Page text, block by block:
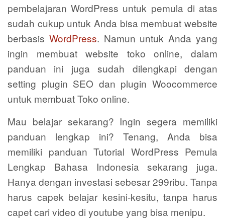
pembelajaran WordPress untuk pemula di atas
sudah cukup untuk Anda bisa membuat website
berbasis WordPress. Namun untuk Anda yang
ingin membuat website toko online, dalam
panduan ini juga sudah dilengkapi dengan
setting plugin SEO dan plugin Woocommerce
untuk membuat Toko online.
Mau belajar sekarang? Ingin segera memiliki
panduan lengkap ini? Tenang, Anda bisa
memiliki panduan Tutorial WordPress Pemula
Lengkap Bahasa Indonesia sekarang juga.
Hanya dengan investasi sebesar 299ribu. Tanpa
harus capek belajar kesini-kesitu, tanpa harus
capet cari video di youtube yang bisa menipu.